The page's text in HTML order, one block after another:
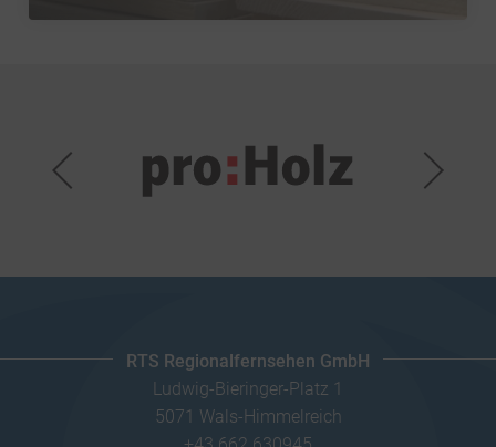
RTS Regionalfernsehen GmbH
Ludwig-Bieringer-Platz 1
5071 Wals-Himmelreich